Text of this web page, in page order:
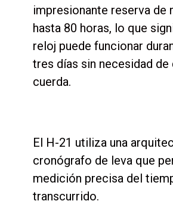
impresionante reserva de
hasta 80 horas, lo que
reloj puede funcionar
tres días sin necesidad de
cuerda.
El H-21 utiliza una
cronógrafo de leva que
medición precisa del
transcurrido.